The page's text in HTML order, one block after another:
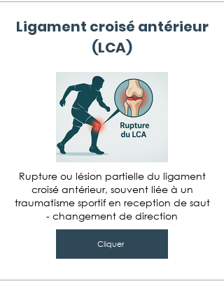
Ligament croisé antérieur
(LCA)
Rupture ou lésion partielle du ligament
croisé antérieur, souvent liée à un
traumatisme sportif en reception de saut
- changement de direction
Cliquer